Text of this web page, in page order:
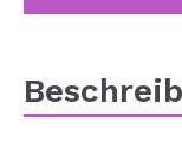
BALD
BLOG